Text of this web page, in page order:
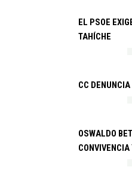
EL PSOE
TAHÍCHE
CC
OSWALDO